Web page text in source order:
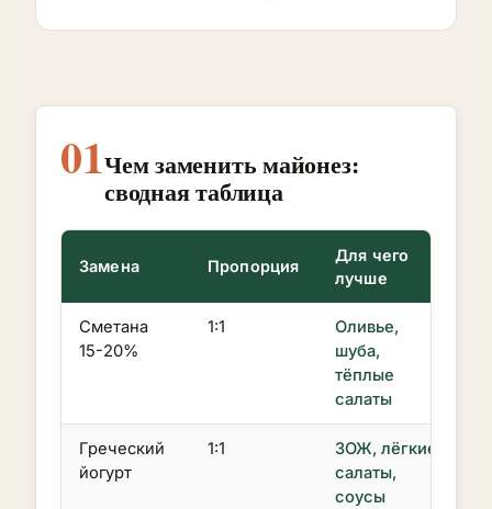
01Чем заменить майонез:
сводная таблица
Замена Пропорция
Для чего
лучше
Сметана
15-20%
1:1
Оливье,
шуба,
тёплые
салаты
Греческий
йогурт
1:1
ЗОЖ, лёгкие
салаты,
соусы